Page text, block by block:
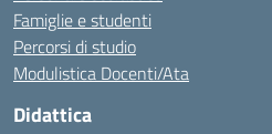
Famiglie e studenti
Percorsi di studio
Modulistica Docenti/Ata
Didattica